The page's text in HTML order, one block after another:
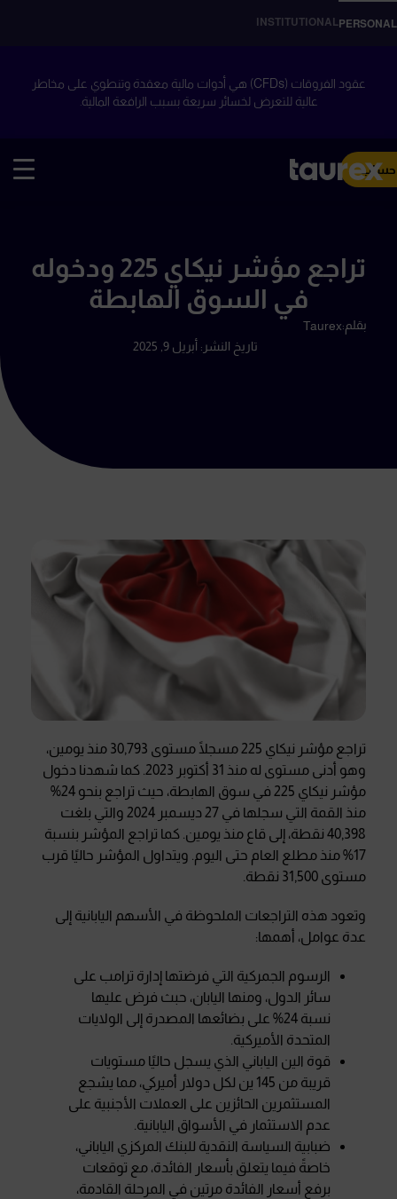
PERSONAL
INSTITUTIONAL
عقود الفروقات (CFDs) هي أدوات مالية معقدة وتنطوي على مخاطر
عالية للتعرض لخسائر سريعة بسبب الرافعة المالية.
حساب
تراجع مؤشر نيكاي 225 ودخوله
في السوق الهابطة
بقلم:Taurex
تاريخ النشر:أبريل 9, 2025
تراجع مؤشر نيكاي 225 مسجلًا مستوى 30,793 منذ يومين،
وهو أدنى مستوى له منذ 31 أكتوبر 2023. كما شهدنا دخول
مؤشر نيكاي 225 في سوق الهابطة، حيث تراجع بنحو 24%
منذ القمة التي سجلها في 27 ديسمبر 2024 والتي بلغت
40,398 نقطة، إلى قاع منذ يومين. كما تراجع المؤشر بنسبة
17% منذ مطلع العام حتى اليوم. ويتداول المؤشر حاليًا قرب
مستوى 31,500 نقطة.
وتعود هذه التراجعات الملحوظة في الأسهم اليابانية إلى
عدة عوامل، أهمها:
الرسوم الجمركية التي فرضتها إدارة ترامب على
سائر الدول، ومنها اليابان، حبث فرض عليها
نسبة 24% على بضائعها المصدرة إلى الولايات
المتحدة الأميركية.
قوة الين الياباني الذي يسجل حاليًا مستويات
قريبة من 145 ين لكل دولار أميركي، مما يشجع
المستثمرين الحائزين على العملات الأجنبية على
عدم الاستثمار في الأسواق اليابانية.
ضبابية السياسة النقدية للبنك المركزي الياباني،
خاصةً فيما يتعلق بأسعار الفائدة، مع توقعات
برفع أسعار الفائدة مرتين في المرحلة القادمة،